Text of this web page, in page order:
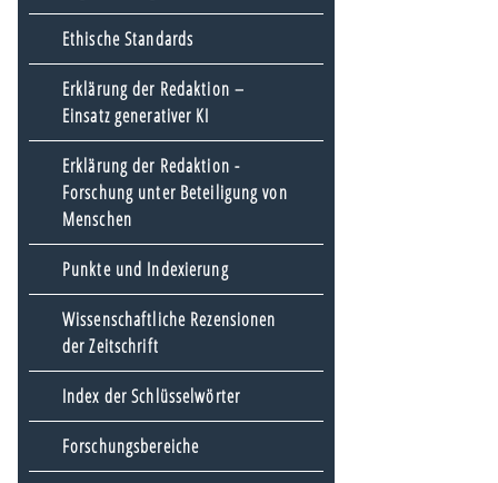
Ethische Standards
Erklärung der Redaktion –
Einsatz generativer KI
Erklärung der Redaktion -
Forschung unter Beteiligung von
Menschen
Punkte und Indexierung
Wissenschaftliche Rezensionen
der Zeitschrift
Index der Schlüsselwörter
Forschungsbereiche